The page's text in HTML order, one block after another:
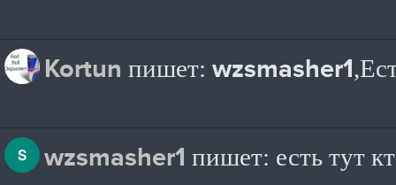
Kortun пишет: wzsmasher1
wzsmasher1 пишет: есть тут